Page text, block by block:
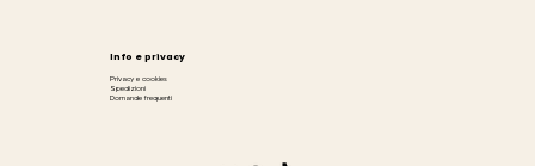
Info e privacy
Privacy e cookies
Spedizioni
Domande frequenti